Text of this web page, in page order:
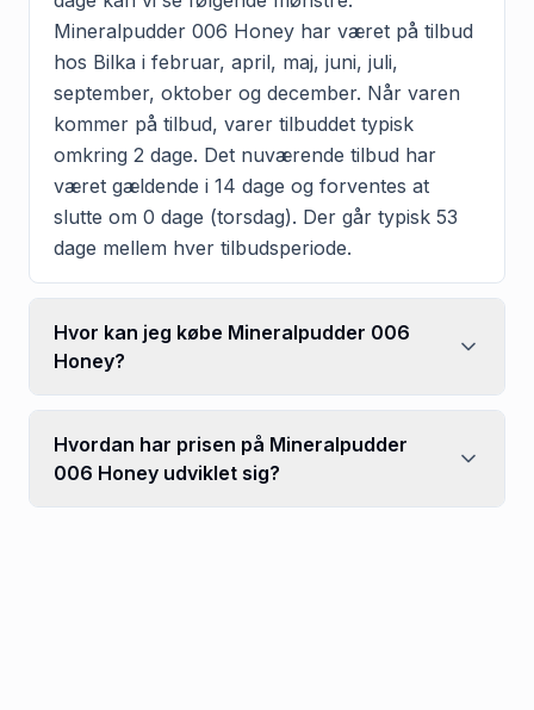
Mineralpudder 006 Honey har været på tilbud
hos Bilka i februar, april, maj, juni, juli,
september, oktober og december. Når varen
kommer på tilbud, varer tilbuddet typisk
omkring 2 dage. Det nuværende tilbud har
været gældende i 14 dage og forventes at
slutte om 0 dage (torsdag). Der går typisk 53
dage mellem hver tilbudsperiode.
Hvor kan jeg købe Mineralpudder 006
Honey?
Hvordan har prisen på Mineralpudder
006 Honey udviklet sig?